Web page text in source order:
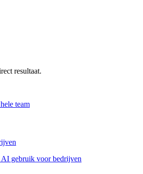
resultaat.
team
AI gebruik voor bedrijven